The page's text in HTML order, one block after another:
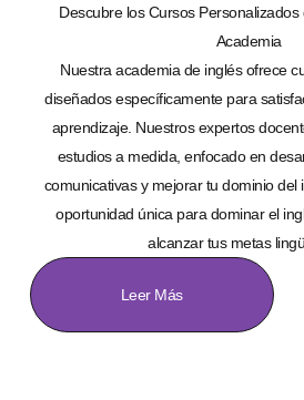
Descubre los Cursos
Academia
Nuestra academia de inglés ofrece
diseñados específicamente para
aprendizaje. Nuestros expertos
estudios a medida, enfocado en
comunicativas y mejorar tu dominio del
oportunidad única para dominar el
alcanzar tus metas
Leer Más